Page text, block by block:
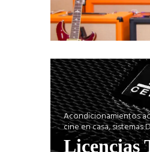
Acondicionamientos
cine en casa, sistemas